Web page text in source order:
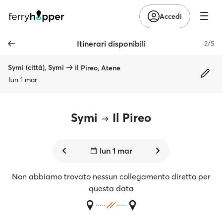
Accedi
Itinerari disponibili 2/5
Symi (città), Symi
Il Pireo, Atene
lun 1 mar
Symi Il Pireo
lun 1 mar
Non abbiamo trovato nessun collegamento diretto per
questa data